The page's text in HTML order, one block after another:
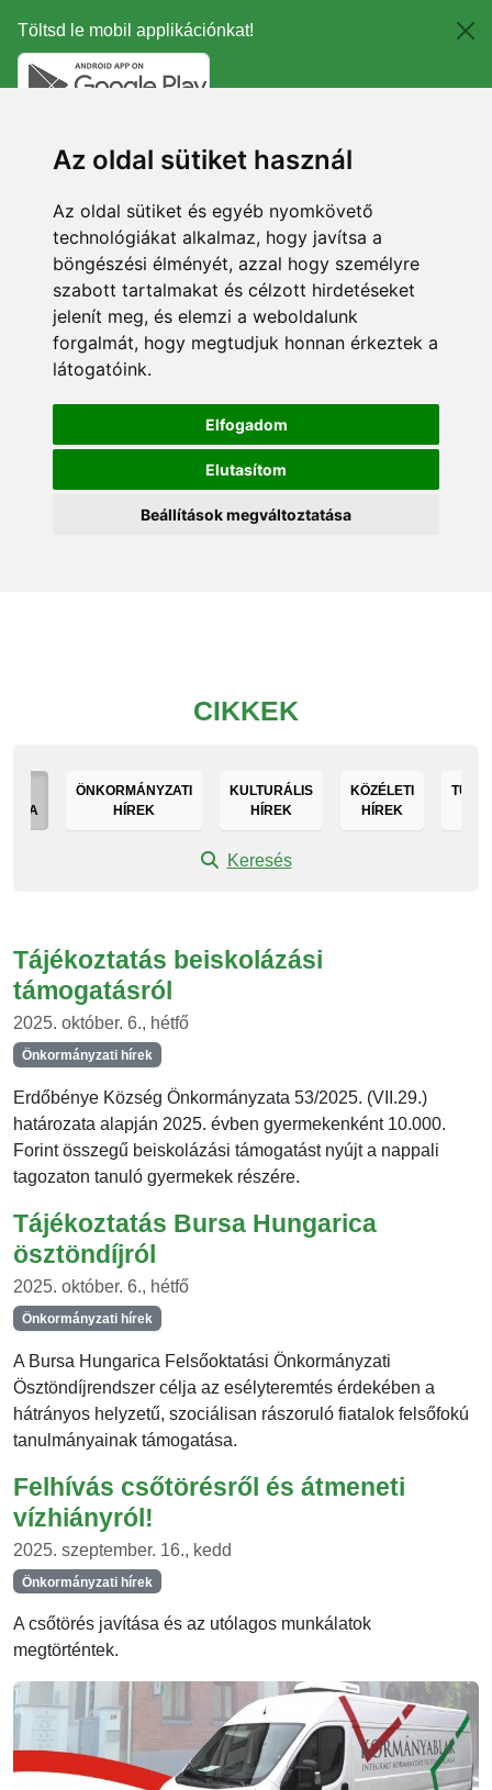
Töltsd le mobil applikációnkat!
Az oldal sütiket használ
Az oldal sütiket és egyéb nyomkövető
technológiákat alkalmaz, hogy javítsa a
böngészési élményét, azzal hogy személyre
szabott tartalmakat és célzott hirdetéseket
jelenít meg, és elemzi a weboldalunk
forgalmát, hogy megtudjuk honnan érkeztek a
látogatóink.
Elfogadom
Elutasítom
Beállítások megváltoztatása
CIKKEK
ÖNKORMÁNYZATI
HÍREK
KULTURÁLIS
HÍREK
KÖZÉLETI
HÍREK
Keresés
Tájékoztatás beiskolázási
támogatásról
2025. október. 6., hétfő
Önkormányzati hírek
Erdőbénye Község Önkormányzata 53/2025. (VII.29.)
határozata alapján 2025. évben gyermekenként 10.000.
Forint összegű beiskolázási támogatást nyújt a nappali
tagozaton tanuló gyermekek részére.
Tájékoztatás Bursa Hungarica
ösztöndíjról
2025. október. 6., hétfő
Önkormányzati hírek
A Bursa Hungarica Felsőoktatási Önkormányzati
Ösztöndíjrendszer célja az esélyteremtés érdekében a
hátrányos helyzetű, szociálisan rászoruló fiatalok felsőfokú
tanulmányainak támogatása.
Felhívás csőtörésről és átmeneti
vízhiányról!
2025. szeptember. 16., kedd
Önkormányzati hírek
A csőtörés javítása és az utólagos munkálatok
megtörténtek.